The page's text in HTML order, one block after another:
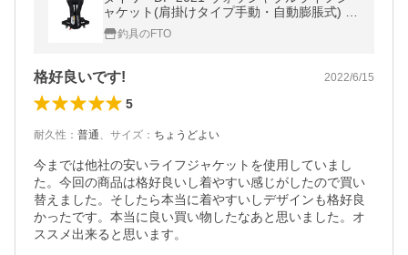
ャケット(肩掛けタイプ手動・自動膨脹式) ブ
ラック フリー
釣具のFTO
格好良いです! 2022/6/15
5
耐久性 ： 普通、 サイズ ： ちょうどよい
今までは他社の安いライフジャケットを使用していまし
た。今回の商品は格好良いし着やすい感じがしたので買い
替えました。そしたら本当に着やすいしデザインも格好良
かったです。本当に良い買い物したなあと思いました。オ
ススメ出来ると思います。